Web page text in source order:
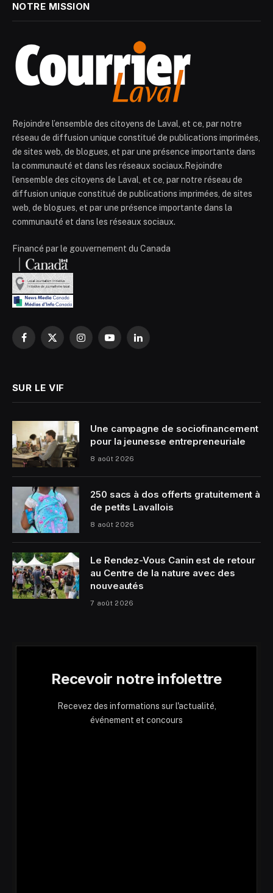
NOTRE MISSION
Rejoindre l’ensemble des citoyens de Laval, et ce, par notre
réseau de diffusion unique constitué de publications imprimées,
de sites web, de blogues, et par une présence importante dans
la communauté et dans les réseaux sociaux.Rejoindre
l’ensemble des citoyens de Laval, et ce, par notre réseau de
diffusion unique constitué de publications imprimées, de sites
web, de blogues, et par une présence importante dans la
communauté et dans les réseaux sociaux.
Financé par le gouvernement du Canada
Facebook
X
InstagramYouTubeLinkedIn
SUR LE VIF
Une campagne de sociofinancement
pour la jeunesse entrepreneuriale
8 août 2026
250 sacs à dos offerts gratuitement à
de petits Lavallois
8 août 2026
Le Rendez-Vous Canin est de retour
au Centre de la nature avec des
nouveautés
7 août 2026
Recevoir notre infolettre
Recevez des informations sur l'actualité,
événement et concours